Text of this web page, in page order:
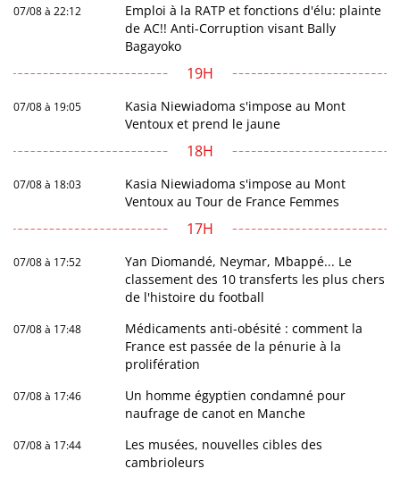
07/08 à 22:12
Emploi à la RATP et fonctions d'élu: plainte
de AC!! Anti-Corruption visant Bally
Bagayoko
19H
07/08 à 19:05
Kasia Niewiadoma s'impose au Mont
Ventoux et prend le jaune
18H
07/08 à 18:03
Kasia Niewiadoma s'impose au Mont
Ventoux au Tour de France Femmes
17H
07/08 à 17:52
Yan Diomandé, Neymar, Mbappé... Le
classement des 10 transferts les plus chers
de l'histoire du football
07/08 à 17:48
Médicaments anti-obésité : comment la
France est passée de la pénurie à la
prolifération
07/08 à 17:46
Un homme égyptien condamné pour
naufrage de canot en Manche
07/08 à 17:44
Les musées, nouvelles cibles des
cambrioleurs